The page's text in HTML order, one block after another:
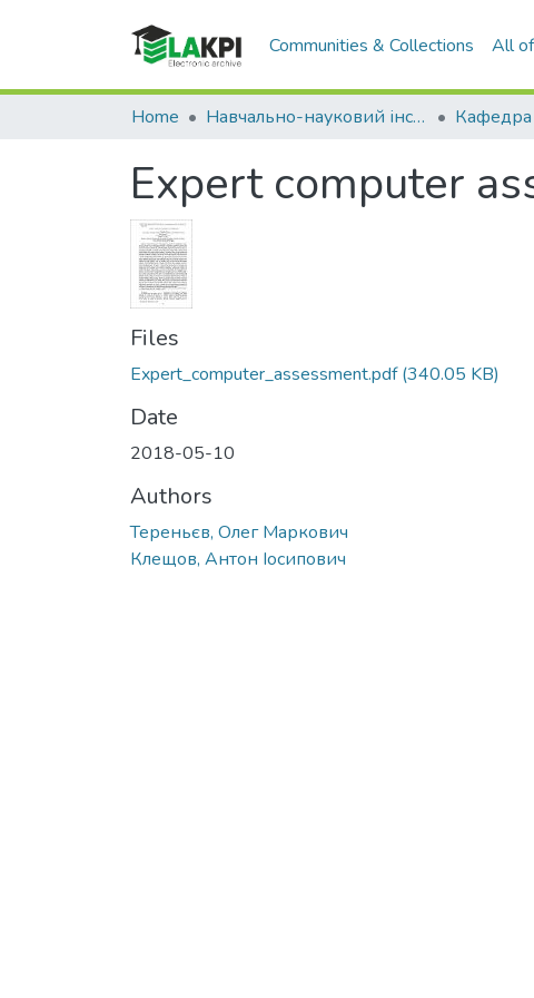
Communities & Collections All
Home Навчально-науковий інститут енергозбереження та енергоменеджменту (НН ІЕЕ)
Expert computer
Files
Expert_computer_assessment.pdf(340.05 KB)
Date
2018-05-10
Authors
Тереньєв, Олег Маркович
Клещов, Антон Іосипович